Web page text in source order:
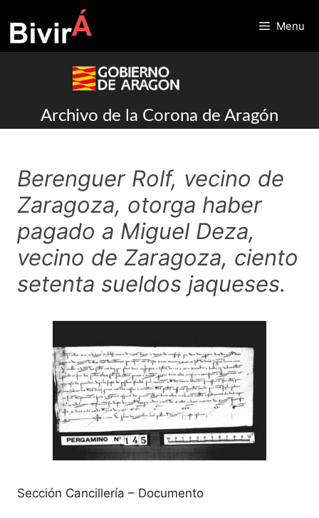
to
content
Menu
Archivo de la Corona de Aragón
Berenguer Rolf, vecino de
Zaragoza, otorga haber
pagado a Miguel Deza,
vecino de Zaragoza, ciento
setenta sueldos jaqueses.
Sección Cancillería – Documento